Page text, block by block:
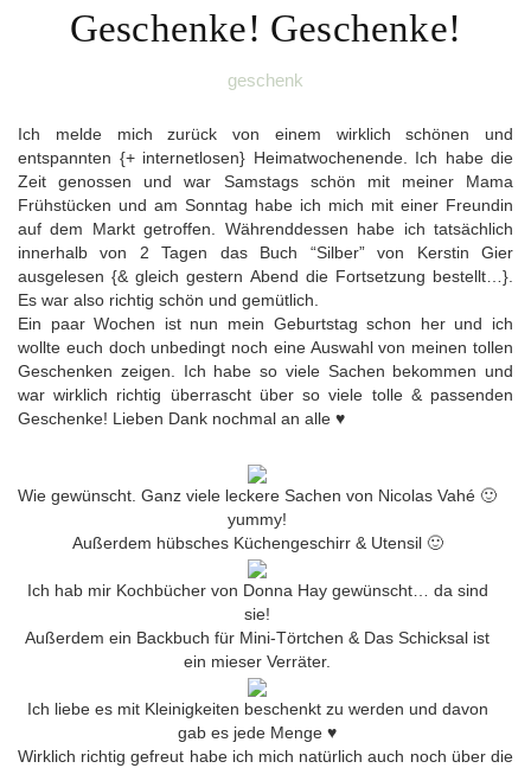
Geschenke! Geschenke!
geschenk
Ich melde mich zurück von einem wirklich schönen und
entspannten {+ internetlosen} Heimatwochenende. Ich habe die
Zeit genossen und war Samstags schön mit meiner Mama
Frühstücken und am Sonntag habe ich mich mit einer Freundin
auf dem Markt getroffen. Währenddessen habe ich tatsächlich
innerhalb von 2 Tagen das Buch “Silber” von Kerstin Gier
ausgelesen {& gleich gestern Abend die Fortsetzung bestellt…}.
Es war also richtig schön und gemütlich.
Ein paar Wochen ist nun mein Geburtstag schon her und ich
wollte euch doch unbedingt noch eine Auswahl von meinen tollen
Geschenken zeigen. Ich habe so viele Sachen bekommen und
war wirklich richtig überrascht über so viele tolle & passenden
Geschenke! Lieben Dank nochmal an alle ♥
Wie gewünscht. Ganz viele leckere Sachen von Nicolas Vahé 🙂
yummy!
Außerdem hübsches Küchengeschirr & Utensil 🙂
Ich hab mir Kochbücher von Donna Hay gewünscht… da sind
sie!
Außerdem ein Backbuch für Mini-Törtchen & Das Schicksal ist
ein mieser Verräter.
Ich liebe es mit Kleinigkeiten beschenkt zu werden und davon
gab es jede Menge ♥
Wirklich richtig gefreut habe ich mich natürlich auch noch über die